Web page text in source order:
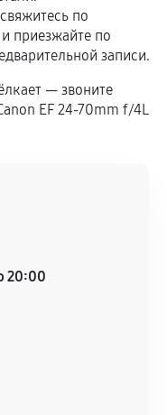
может
если
по
имеют внешних
или
деталей
не несет.
по
приезжайте по
записи.
— звоните
EF 24-70mm f/4L
20:00